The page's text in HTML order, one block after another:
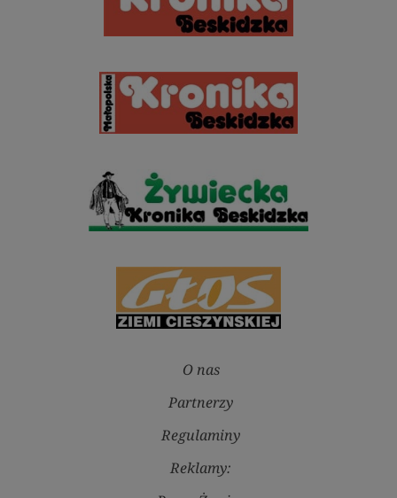
O nas
Partnerzy
Regulaminy
Reklamy: